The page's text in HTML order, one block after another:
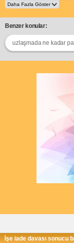
Benzer konular:
uzlaşmada ne kadar
İşe iade davası sonucu